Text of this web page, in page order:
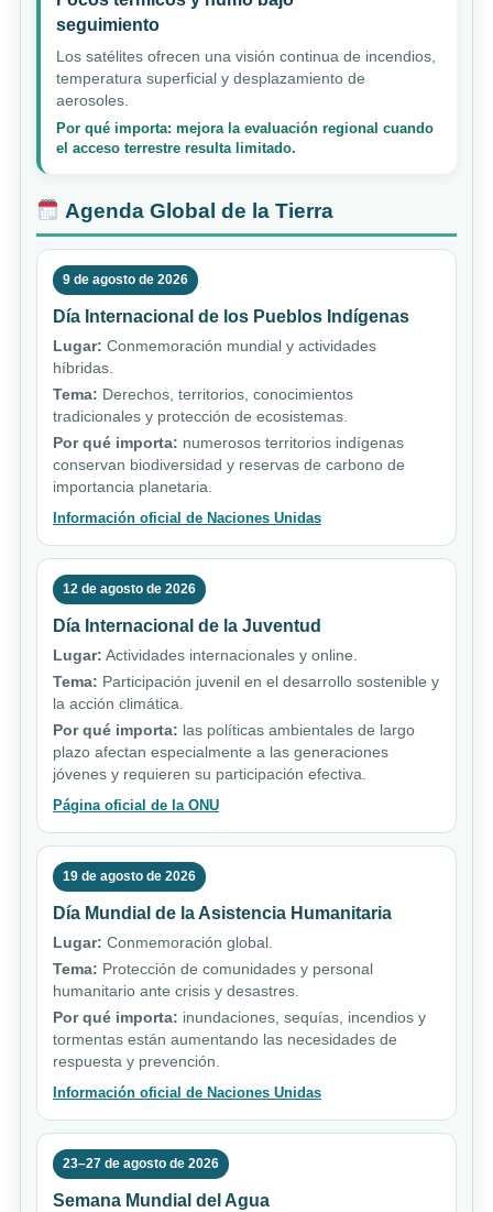
seguimiento
Los satélites ofrecen una visión continua de incendios,
temperatura superficial y desplazamiento de
aerosoles.
Por qué importa: mejora la evaluación regional cuando
el acceso terrestre resulta limitado.
Agenda Global de la Tierra
9 de agosto de 2026
Día Internacional de los Pueblos Indígenas
Lugar: Conmemoración mundial y actividades
híbridas.
Tema: Derechos, territorios, conocimientos
tradicionales y protección de ecosistemas.
Por qué importa: numerosos territorios indígenas
conservan biodiversidad y reservas de carbono de
importancia planetaria.
Información oficial de Naciones Unidas
12 de agosto de 2026
Día Internacional de la Juventud
Lugar: Actividades internacionales y online.
Tema: Participación juvenil en el desarrollo sostenible y
la acción climática.
Por qué importa: las políticas ambientales de largo
plazo afectan especialmente a las generaciones
jóvenes y requieren su participación efectiva.
Página oficial de la ONU
19 de agosto de 2026
Día Mundial de la Asistencia Humanitaria
Lugar: Conmemoración global.
Tema: Protección de comunidades y personal
humanitario ante crisis y desastres.
Por qué importa: inundaciones, sequías, incendios y
tormentas están aumentando las necesidades de
respuesta y prevención.
Información oficial de Naciones Unidas
23–27 de agosto de 2026
Semana Mundial del Agua